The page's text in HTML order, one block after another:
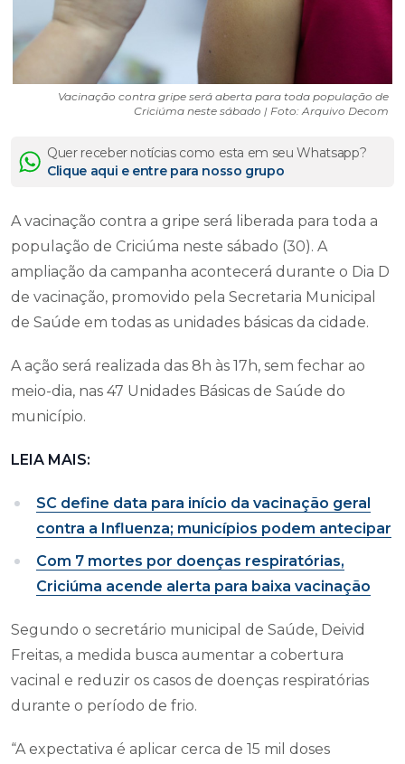
Vacinação contra gripe será aberta para toda população de
Criciúma neste sábado | Foto: Arquivo Decom
Quer receber notícias como esta em seu Whatsapp?
Clique aqui e entre para nosso grupo
A vacinação contra a gripe será liberada para toda a
população de Criciúma neste sábado (30). A
ampliação da campanha acontecerá durante o Dia D
de vacinação, promovido pela Secretaria Municipal
de Saúde em todas as unidades básicas da cidade.
A ação será realizada das 8h às 17h, sem fechar ao
meio-dia, nas 47 Unidades Básicas de Saúde do
município.
LEIA MAIS:
SC define data para início da vacinação geral
contra a Influenza; municípios podem antecipar
Com 7 mortes por doenças respiratórias,
Criciúma acende alerta para baixa vacinação
Segundo o secretário municipal de Saúde, Deivid
Freitas, a medida busca aumentar a cobertura
vacinal e reduzir os casos de doenças respiratórias
durante o período de frio.
“A expectativa é aplicar cerca de 15 mil doses